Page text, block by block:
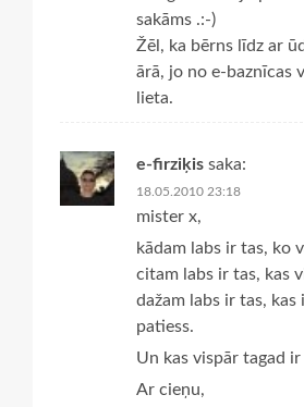
sakāms .:-)
Žēl, ka bērns līdz ar
ārā, jo no e-baznīcas
lieta.
e-firziķis saka:
18.05.2010 23:18
mister x,
kādam labs ir tas, ko
citam labs ir tas, kas
dažam labs ir tas, kas
patiess.
Un kas vispār tagad ir
Ar cieņu,